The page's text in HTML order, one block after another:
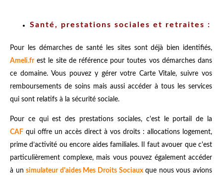
Santé, prestations sociales et retraites :
Pour les démarches de santé les sites sont déjà bien identifiés,
Ameli.frest le site de référence pour toutes vos démarches dans
ce domaine. Vous pouvez y gérer votre Carte Vitale, suivre vos
remboursements de soins mais aussi accéder à tous les services
qui sont relatifs à la sécurité sociale.
Pour ce qui est des prestations sociales, c'est le portail de la
CAF qui offre un accès direct à vos droits : allocations logement,
prime d’activité ou encore aides familiales. Il faut avouer que c'est
particulièrement complexe, mais vous pouvez également accéder
à unsimulateur d'aides Mes Droits Sociauxque nous vous avions